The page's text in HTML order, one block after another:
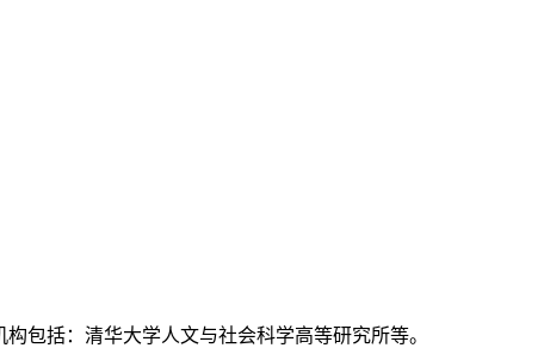
包括：清华大学人文与社会科学高等研究所等。